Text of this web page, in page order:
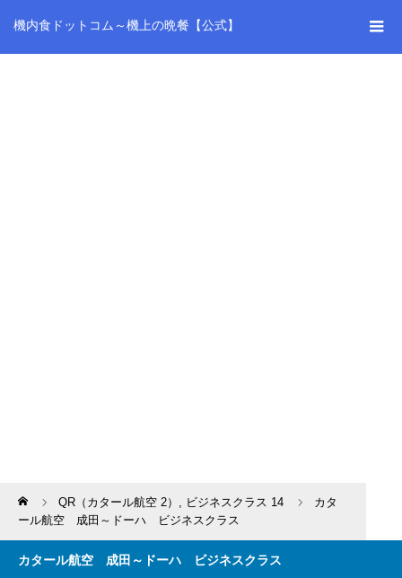
機内食ドットコム～機上の晩餐【公式】
Home QR（カタール航空 2） , ビジネスクラス 14
カタ
ール航空 成田～ドーハ ビジネスクラス
カタール航空 成田～ドーハ ビジネスクラス